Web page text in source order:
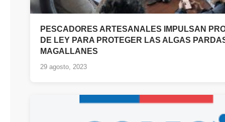
PESCADORES ARTESANALES IMPULSAN
DE LEY PARA PROTEGER LAS ALGAS
MAGALLANES
29 agosto, 2023